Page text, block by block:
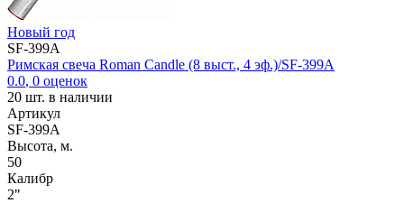
Новый год
SF-399A
Римская свеча Roman Candle (8 выст., 4 эф.)/SF-399A
0.0, 0 оценок
20 шт. в наличии
Артикул
SF-399A
Высота, м.
50
Калибр
2"